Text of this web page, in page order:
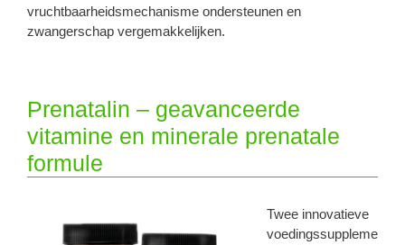
vruchtbaarheidsmechanisme ondersteunen en
zwangerschap vergemakkelijken.
Prenatalin – geavanceerde
vitamine en minerale prenatale
formule
Twee innovatieve
voedingssuppleme